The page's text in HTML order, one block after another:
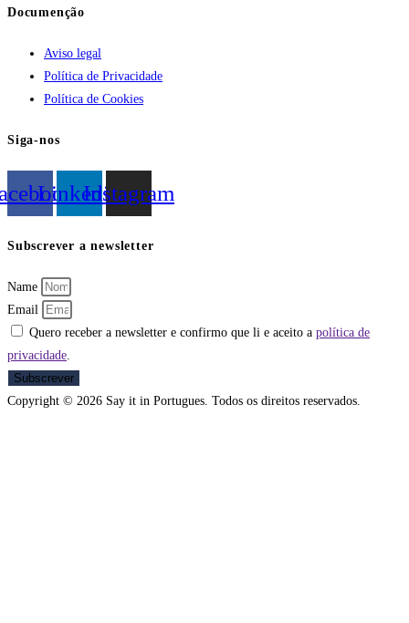
Documenção
Aviso legal
Política de Privacidade
Política de Cookies
Siga-nos
LinkedinInstagram
Subscrever a newsletter
Name
Email
Quero receber a newsletter e confirmo que li e aceito a política de
privacidade.
Subscrever
Copyright © 2026 Say it in Portugues. Todos os direitos reservados.